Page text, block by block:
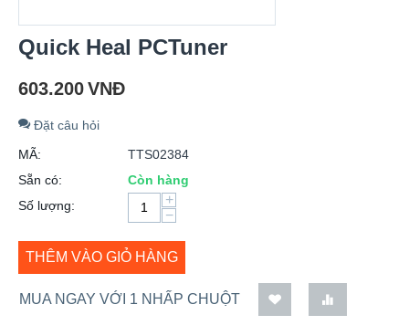
Quick Heal PCTuner
603.200VNĐ
Đặt câu hỏi
MÃ:
TTS02384
Sẵn có:
Còn hàng
Số lượng:
+
−
THÊM VÀO GIỎ HÀNG
MUA NGAY VỚI 1 NHẤP CHUỘT